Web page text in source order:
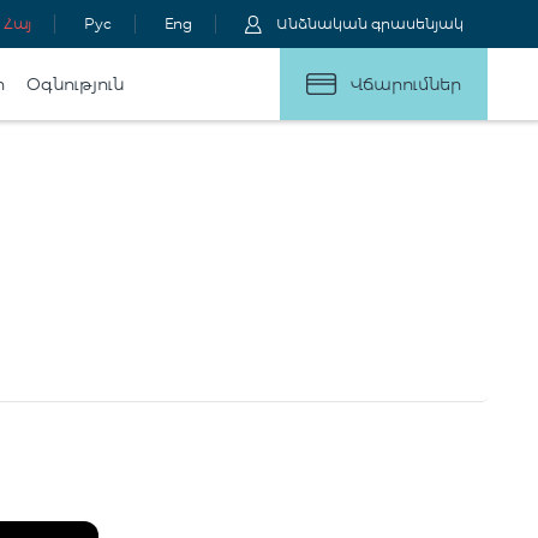
Հայ Рус Eng Անձնական գրասենյակ
Օգնություն Վճարումներ